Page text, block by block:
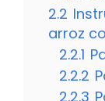
2.2
arroz
2.2.1
2.2.2
2.2.3